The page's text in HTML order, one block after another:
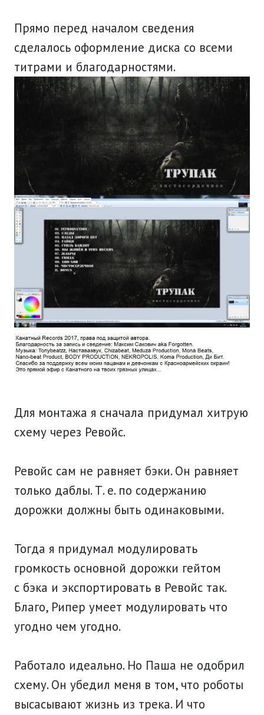
Прямо перед началом сведения
сделалось оформление диска со всеми
титрами и благодарностями.
Для монтажа я сначала придумал хитрую
схему через Ревойс.
Ревойс сам не равняет бэки. Он равняет
только даблы. Т. е. по содержанию
дорожки должны быть одинаковыми.
Тогда я придумал модулировать
громкость основной дорожки гейтом
с бэка и экспортировать в Ревойс так.
Благо, Рипер умеет модулировать что
угодно чем угодно.
Работало идеально. Но Паша не одобрил
схему. Он убедил меня в том, что роботы
высасывают жизнь из трека. И что